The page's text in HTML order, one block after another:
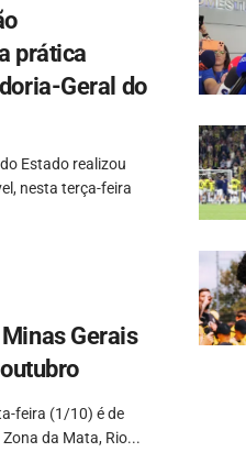
prática
Geral do
Estado realizou
nesta terça-feira
Gerais
feira (1/10) é de
da Mata, Rio...